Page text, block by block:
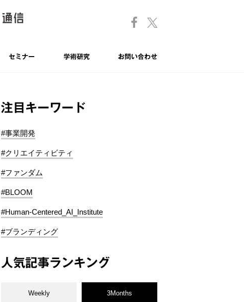
セミナー 学術研究 お問い合わせ
注目キーワード
#事業開発
#クリエイティビティ
#ファンダム
#BLOOM
#Human-Centered_AI_Institute
#ブランディング
人気記事ランキング
Weekly 3Months